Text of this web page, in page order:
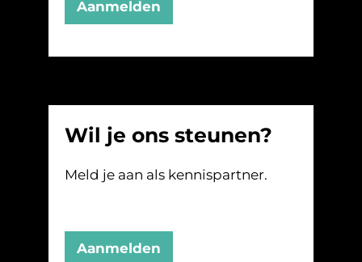
Aanmelden
Wil je ons steunen?
Meld je aan als kennispartner.
Aanmelden